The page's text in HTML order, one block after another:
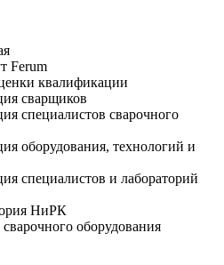
Ferum
квалификации
сварщиков
специалистов сварочного
оборудования, технологий и
специалистов и лабораторий
НиРК
оборудования